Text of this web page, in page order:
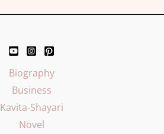
Biography
Business
Kavita-Shayari
Novel